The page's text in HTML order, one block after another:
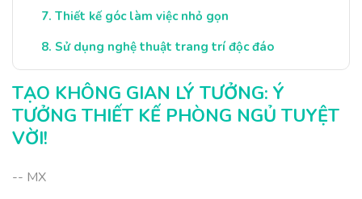
Thiết kế góc làm việc nhỏ gọn
Sử dụng nghệ thuật trang trí độc đáo
Lưu trữ thông minh cho không gian gọn gàng
Kết luận:
TẠO KHÔNG GIAN LÝ TƯỞNG: Ý
TƯỞNG THIẾT KẾ PHÒNG NGỦ TUYỆT
VỜI!
-- MX